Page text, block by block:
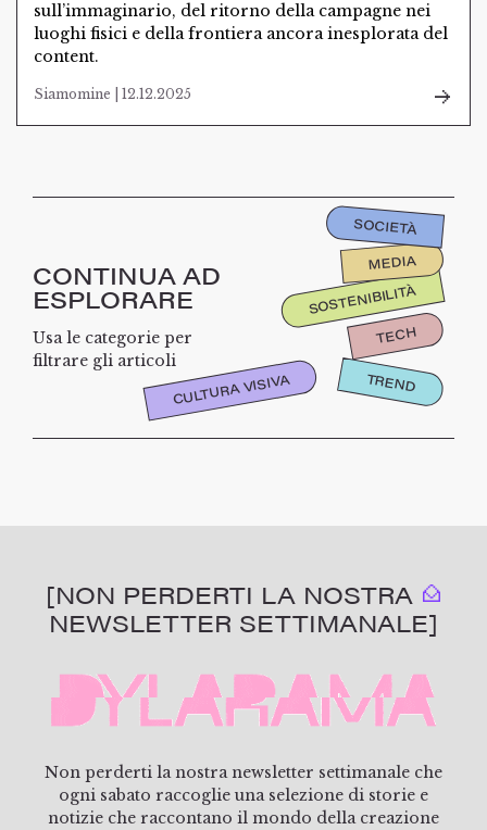
sull’immaginario, del ritorno della campagne nei
luoghi fisici e della frontiera ancora inesplorata del
content.
Siamomine | 12.12.2025
CONTINUA AD
ESPLORARE
Usa le categorie per
filtrare gli articoli
SOSTENIBILITÀ
TECH
MEDIA
CULTURA VISIVA
SOCIETÀ
TREND
[NON PERDERTI LA NOSTRA
NEWSLETTER SETTIMANALE]
Non perderti la nostra newsletter settimanale che
ogni sabato raccoglie una selezione di storie e
notizie che raccontano il mondo della creazione